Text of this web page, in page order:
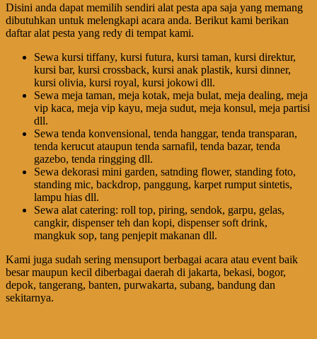
Disini anda dapat memilih sendiri alat pesta apa saja yang memang
dibutuhkan untuk melengkapi acara anda. Berikut kami berikan
daftar alat pesta yang redy di tempat kami.
Sewa kursi tiffany, kursi futura, kursi taman, kursi direktur,
kursi bar, kursi crossback, kursi anak plastik, kursi dinner,
kursi olivia, kursi royal, kursi jokowi dll.
Sewa meja taman, meja kotak, meja bulat, meja dealing, meja
vip kaca, meja vip kayu, meja sudut, meja konsul, meja partisi
dll.
Sewa tenda konvensional, tenda hanggar, tenda transparan,
tenda kerucut ataupun tenda sarnafil, tenda bazar, tenda
gazebo, tenda ringging dll.
Sewa dekorasi mini garden, satnding flower, standing foto,
standing mic, backdrop, panggung, karpet rumput sintetis,
lampu hias dll.
Sewa alat catering: roll top, piring, sendok, garpu, gelas,
cangkir, dispenser teh dan kopi, dispenser soft drink,
mangkuk sop, tang penjepit makanan dll.
Kami juga sudah sering mensuport berbagai acara atau event baik
besar maupun kecil diberbagai daerah di jakarta, bekasi, bogor,
depok, tangerang, banten, purwakarta, subang, bandung dan
sekitarnya.